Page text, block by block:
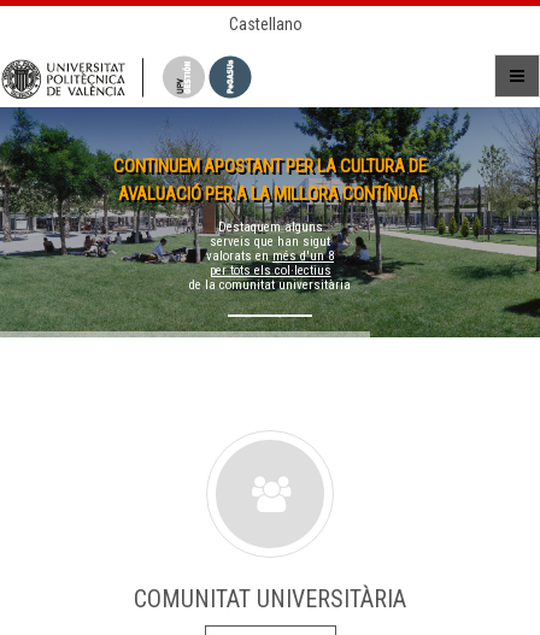
Castellano
CONTINUEM APOSTANT PER LA CULTURA DE
AVALUACIÓ PER A LA MILLORA CONTÍNUA.
Destaquem alguns
serveis que han sigut
valorats enmés d'un 8
per tots els col·lectius
de la comunitat universitària
COMUNITAT UNIVERSITÀRIA